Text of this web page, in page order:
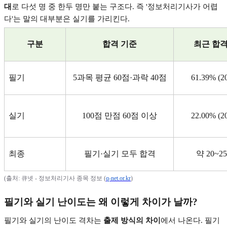
대 로 다섯 명 중 한두 명만 붙는 구조다. 즉 '정보처리기사가 어렵
다'는 말의 대부분은 실기를 가리킨다.
구분 합격 기준 최근 합
필기 5과목 평균 60점·과락40점 61.39%
실기 100점 만점 60점 이상 22.00%
최종 필기 ·실기 모두 합격 약
(출처 : 큐넷 - 정보처리기사 종목 정보 (q-net.or.kr)
필기와 실기 난이도는 왜 이렇게 차이가 날까?
필기와 실기의 난이도 격차는 출제 방식의 차이 에서 나온다. 필기